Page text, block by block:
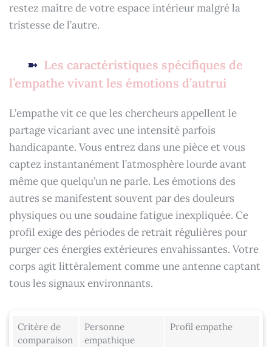
restez maître de votre espace intérieur malgré la
tristesse de l’autre.
Les caractéristiques spécifiques de
l’empathe vivant les émotions d’autrui
L’empathe vit ce que les chercheurs appellent le
partage vicariant avec une intensité parfois
handicapante. Vous entrez dans une pièce et vous
captez instantanément l’atmosphère lourde avant
même que quelqu’un ne parle. Les émotions des
autres se manifestent souvent par des douleurs
physiques ou une soudaine fatigue inexpliquée. Ce
profil exige des périodes de retrait régulières pour
purger ces énergies extérieures envahissantes. Votre
corps agit littéralement comme une antenne captant
tous les signaux environnants.
Critère de
comparaison
Personne
empathique
Profil empathe